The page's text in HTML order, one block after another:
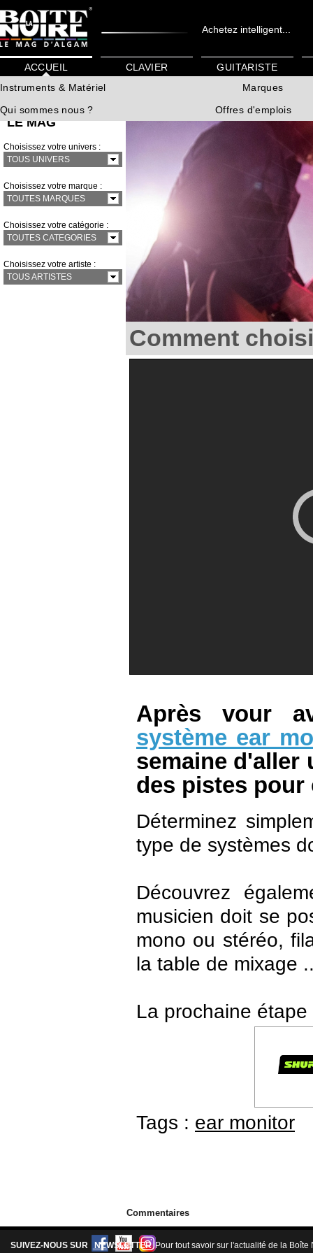
Achetez intelligent...
ACCUEIL
Instruments & Matériel
Marques
Qui sommes nous ?
Offres d'emplois
CLAVIER GUITARISTE
Choisissez votre univers :
TOUS UNIVERS
Choisissez votre marque :
TOUTES MARQUES
Choisissez votre catégorie :
TOUTES CATEGORIES
Choisissez votre artiste :
TOUS ARTISTES
LE MAG
Comment
Après vour
système ear
semaine d'aller
des pistes
Déterminez
type de systèmes
Découvrez
musicien doit se
mono ou stéréo,
la table de mixage
La prochaine
Tags : ear monitor
Commentaires
SUIVEZ-NOUS SUR NEWSLETTER Pour tout savoir sur l'actualité de la Boîte